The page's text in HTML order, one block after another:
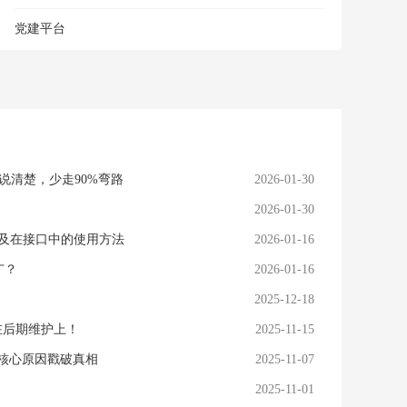
党建平台
清楚，少走90%弯路 2026-01-30
2026-01-30
在接口中的使用方法 2026-01-16
2026-01-16
2025-12-18
期维护上！ 2025-11-15
心原因戳破真相 2025-11-07
2025-11-01